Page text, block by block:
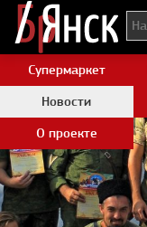
Супермаркет
Новости
О проекте